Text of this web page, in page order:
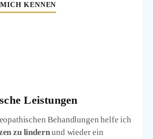
KENNEN
Leistungen
Behandlungen helfe ich
zu lindernund wieder ein